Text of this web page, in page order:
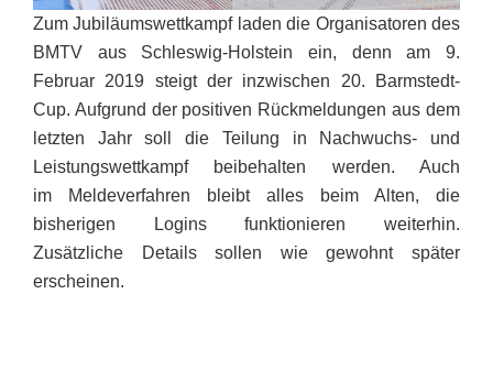
Zum Jubiläumswettkampf laden die Organisatoren des
BMTV aus Schleswig-Holstein ein, denn am 9.
Februar 2019 steigt der inzwischen 20. Barmstedt-
Cup. Aufgrund der positiven Rückmeldungen aus dem
letzten Jahr soll die Teilung in Nachwuchs- und
Leistungswettkampf beibehalten werden. Auch
im Meldeverfahren bleibt alles beim Alten, die
bisherigen Logins funktionieren weiterhin.
Zusätzliche Details sollen wie gewohnt später
erscheinen.